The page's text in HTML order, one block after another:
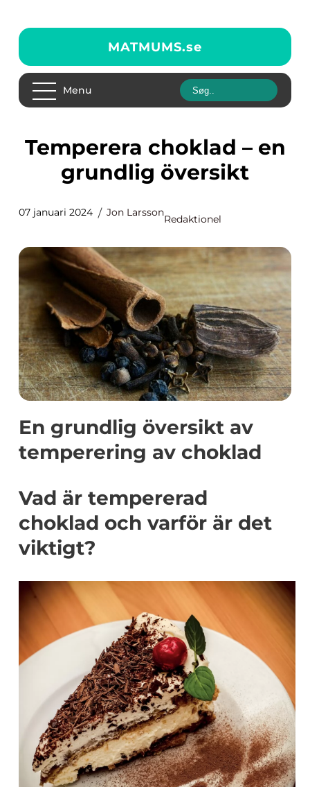
MATMUMS.se
Menu
Temperera choklad – en
grundlig översikt
07 januari 2024 Jon Larsson
Redaktionel
En grundlig översikt av
temperering av choklad
Vad är tempererad
choklad och varför är det
viktigt?